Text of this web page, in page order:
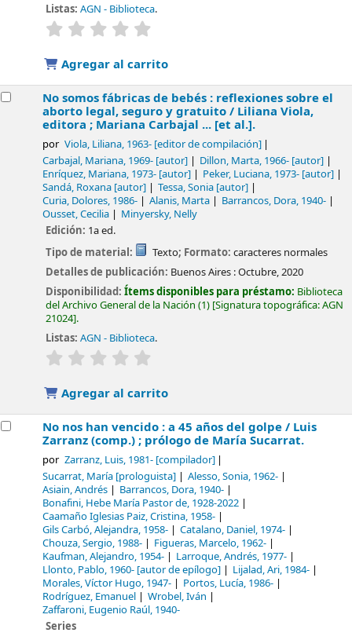
Listas: AGN - Biblioteca.
valoración
Agregar al carrito
No somos fábricas de bebés : reflexiones sobre el
aborto legal, seguro y gratuito / Liliana Viola,
editora ; Mariana Carbajal ... [et al.].
por Viola, Liliana, 1963-[editor de compilación]
Carbajal, Mariana, 1969- [autor] Dillon, Marta, 1966- [autor]
Enríquez, Mariana, 1973- [autor] Peker, Luciana, 1973- [autor]
Sandá, Roxana [autor] Tessa, Sonia [autor]
Curia, Dolores, 1986- Alanis, Marta Barrancos, Dora, 1940-
Ousset, Cecilia
Minyersky, Nelly
Edición: 1a ed.
Tipo de material:
Texto; Formato: caracteres normales
Detalles de publicación: Buenos Aires :Octubre,2020
Disponibilidad:Ítems disponibles para préstamo: Biblioteca
del Archivo General de la Nación (1) Signatura topográfica:AGN
21024 .
Listas: AGN - Biblioteca.
valoración
Agregar al carrito
No nos han vencido : a 45 años del golpe / Luis
Zarranz (comp.) ; prólogo de María Sucarrat.
por Zarranz, Luis, 1981-[compilador]
Sucarrat, María [prologuista] Alesso, Sonia, 1962-
Asiain, Andrés
Barrancos, Dora, 1940-
Bonafini, Hebe María Pastor de, 1928-2022
Caamaño Iglesias Paiz, Cristina, 1958-
Gils Carbó, Alejandra, 1958- Catalano, Daniel, 1974-
Chouza, Sergio, 1988- Figueras, Marcelo, 1962-
Kaufman, Alejandro, 1954- Larroque, Andrés, 1977-
Llonto, Pablo, 1960- [autor de epílogo] Lijalad, Ari, 1984-
Morales, Víctor Hugo, 1947- Portos, Lucía, 1986-
Rodríguez, Emanuel
Wrobel, Iván
Zaffaroni, Eugenio Raúl, 1940-
Series